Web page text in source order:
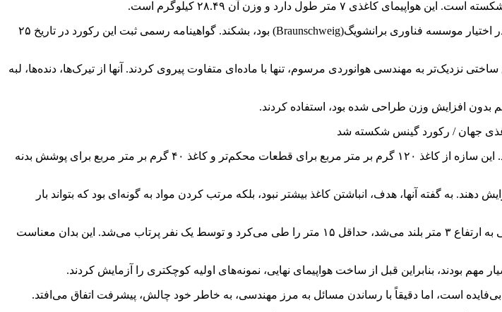
ایکاروس با طول بال‌های ۲۰.۰۴ متری موفق شد ۵۹ متر پرواز کند و رکوردی را که از سال ۲۰۱۳ در اختیار موسسه فناوری برانشویگ(Braunschweig) بود، بشکند. گواهینامه رسمی ثبت این رکورد در تاریخ ۲۵
نزدیک‌تر به مهندسی هوانوردی مرسوم، تنها با ماده‌ای متفاوت پیروی کردند. آنها از تیرک‌ها، دنده‌ها، لبه
بدون افزایش وزن طراحی شده بود، استفاده کردند.
این تیم ماه‌ها صرف مطالعه، شبیه‌سازی، آزمایش و اصلاح طرح قبل از رسیدن به نسخه نهایی کرد. این سازه از کاغذ ۱۲۰ گرم بر متر مربع برای قطعات محکم‌تر و کاغذ ۴۰ گرم بر متر مربع برای پوشش بدنه
دهند. به گفته آنها، هدف، انباشتن کاغذ بیشتر نبود، بلکه مرتب کردن مواد به گونه‌ای بود که بتواند بار
ساختن چیزی عظیم برای واجد شرایط بودن برای کسب این رکورد کافی نبود. هواپیما باید از سکویی به ارتفاع ۳ متر بلند می‌شد، حداقل ۱۵ متر را طی می‌کرد و توسط یک نفر پرتاب می‌شد. این بدان معناست
بودند، بنابراین قبل از ساخت هواپیمای نهایی، نمونه‌های اولیه کوچکتری را آزمایش کردند.